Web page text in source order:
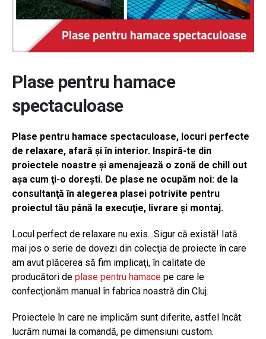
Plase pentru hamace
spectaculoase
Plase pentru hamace spectaculoase, locuri perfecte
de relaxare, afară şi în interior. Inspiră-te din
proiectele noastre şi amenajează o zonă de chill out
aşa cum ţi-o doreşti. De plase ne ocupăm noi: de la
consultanţă în alegerea plasei potrivite pentru
proiectul tău până la execuţie, livrare şi montaj.
Locul perfect de relaxare nu exis…Sigur că există! Iată
mai jos o serie de dovezi din colecţia de proiecte în care
am avut plăcerea să fim implicaţi, în calitate de
producători de plase pentru hamace pe care le
confecţionăm manual în fabrica noastră din Cluj.
Proiectele în care ne implicăm sunt diferite, astfel încât
lucrăm numai la comandă, pe dimensiuni custom.